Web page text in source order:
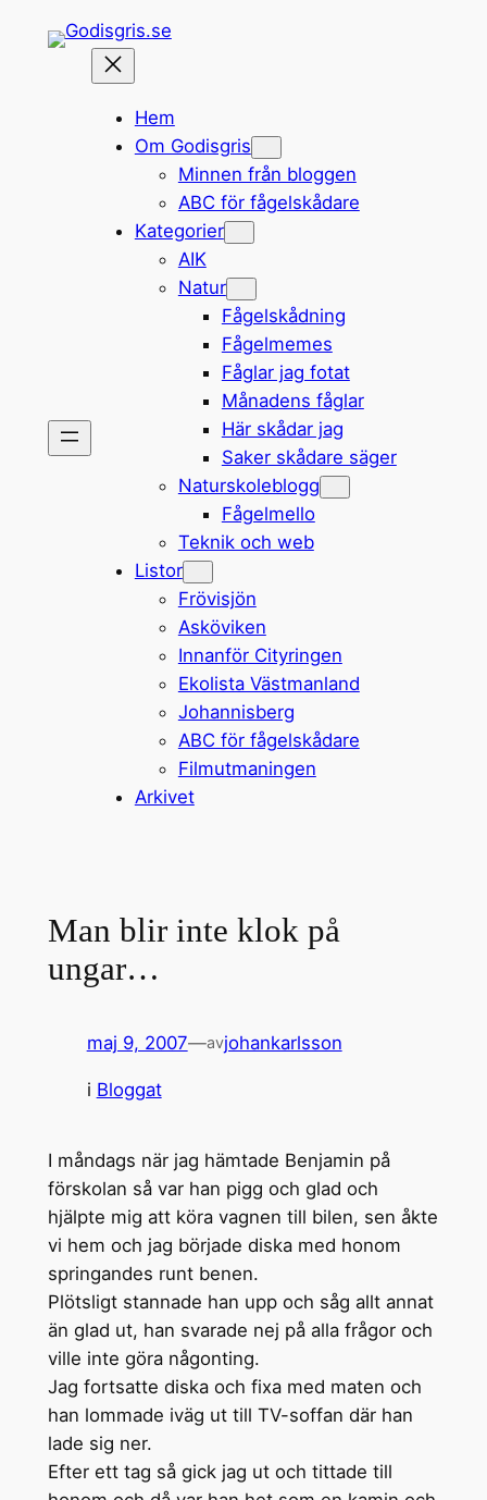
Hem
Om Godisgris
Minnen från bloggen
ABC för fågelskådare
Kategorier
AIK
Natur
Fågelskådning
Fågelmemes
Fåglar jag fotat
Månadens fåglar
Här skådar jag
Saker skådare säger
Naturskoleblogg
Fågelmello
Teknik och web
Listor
Frövisjön
Asköviken
Innanför Cityringen
Ekolista Västmanland
Johannisberg
ABC för fågelskådare
Filmutmaningen
Arkivet
Man blir inte klok på
ungar…
maj 9, 2007—avjohankarlsson
i Bloggat
I måndags när jag hämtade Benjamin på
förskolan så var han pigg och glad och
hjälpte mig att köra vagnen till bilen, sen åkte
vi hem och jag började diska med honom
springandes runt benen.
Plötsligt stannade han upp och såg allt annat
än glad ut, han svarade nej på alla frågor och
ville inte göra någonting.
Jag fortsatte diska och fixa med maten och
han lommade iväg ut till TV-soffan där han
lade sig ner.
Efter ett tag så gick jag ut och tittade till